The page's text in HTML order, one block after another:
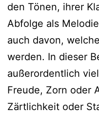
den Tönen, ihrer
Abfolge als
auch davon,
werden. In dieser
außerordentlich
Freude, Zorn oder
Zärtlichkeit oder